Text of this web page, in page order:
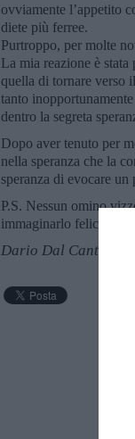
ovviamente l’appetito
diete più ferree.
Purtroppo, per molte
La mia reazione è
quella di tornare verso
tanto
dentro la segreta
Dopo aver tenuto per
nella speranza che la
speranza di evocare
P.S. Nessun omino
immaginarlo felice che
Dario Dal Canto